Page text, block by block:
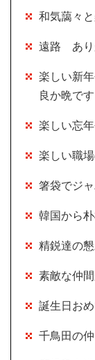
和気藹々
遠路 あり
楽しい新
良か晩です
楽しい忘
楽しい職
箸袋でジ
韓国から
精鋭達の
素敵な仲
誕生日お
千鳥田の